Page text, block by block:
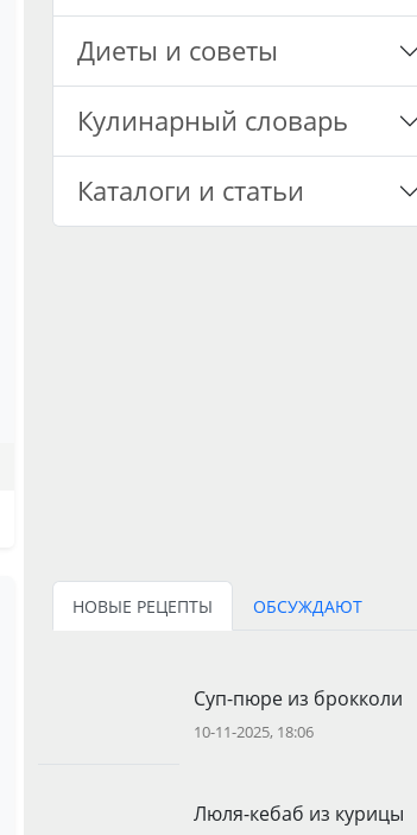
Диеты и советы
Кулинарный словарь
Каталоги и статьи
НОВЫЕ РЕЦЕПТЫ ОБСУЖДАЮТ
Суп-пюре из брокколи
10-11-2025, 18:06
Люля-кебаб из курицы